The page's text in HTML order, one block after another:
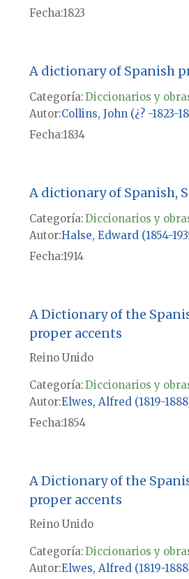
Fecha1823
A dictionary of Spanish
Categoría:Diccionarios y
Autor Collins, John (¿? -1823-
Fecha1834
A dictionary of Spanish,
Categoría:Diccionarios y
Autor Halse, Edward (1854-
Fecha1914
A Dictionary of the
proper accents
Reino Unido
Categoría:Diccionarios y
Autor Elwes, Alfred (1819-
Fecha1854
A Dictionary of the
proper accents
Reino Unido
Categoría:Diccionarios y
Autor Elwes, Alfred (1819-